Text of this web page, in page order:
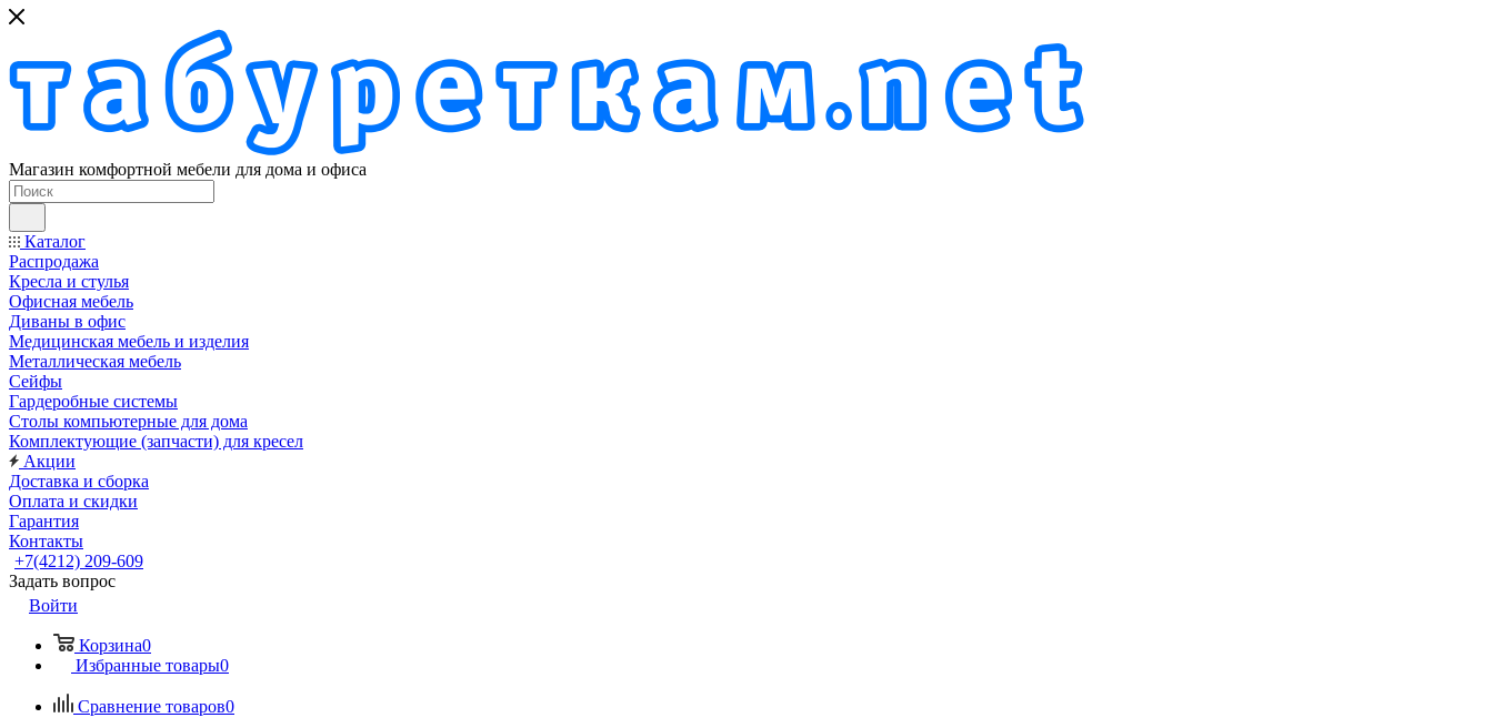
Магазин комфортной мебели для дома и офиса
Каталог
Распродажа
Кресла и стулья
Офисная мебель
Диваны в офис
Медицинская мебель и изделия
Металлическая мебель
Сейфы
Гардеробные системы
Столы компьютерные для дома
Комплектующие (запчасти) для кресел
Акции
Доставка и сборка
Оплата и скидки
Гарантия
Контакты
+7(4212) 209-609
Задать вопрос
Войти
Корзина0
Избранные товары0
Сравнение товаров0